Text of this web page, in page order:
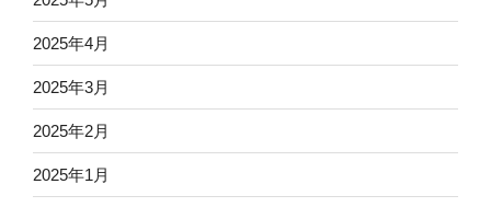
2025年4月
2025年3月
2025年2月
2025年1月